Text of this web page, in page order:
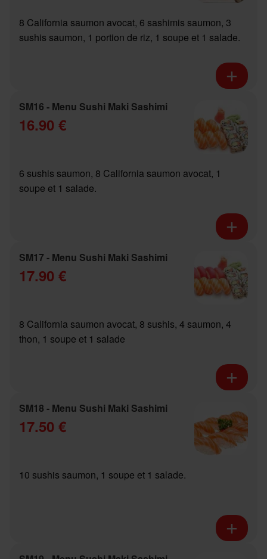
8 California saumon avocat, 6 sashimis saumon, 3
sushis saumon, 1 portion de riz, 1 soupe et 1 salade.
SM16 - Menu Sushi Maki Sashimi
16.90 €
6 sushis saumon, 8 California saumon avocat, 1
soupe et 1 salade.
SM17 - Menu Sushi Maki Sashimi
17.90 €
8 California saumon avocat, 8 sushis, 4 saumon, 4
thon, 1 soupe et 1 salade
SM18 - Menu Sushi Maki Sashimi
17.50 €
10 sushis saumon, 1 soupe et 1 salade.